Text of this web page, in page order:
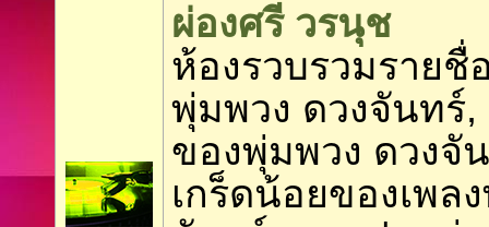
ผ่องศรี วรนุช
ห้องรวบรวมรายชื่
พุ่มพวง ดวงจันทร์,
ของพุ่มพวง ดวงจั
เกร็ดน้อยของเพล